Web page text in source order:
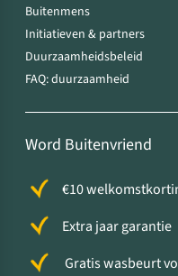
Buitenmens
Initiatieven & partners
Duurzaamheidsbeleid
FAQ: duurzaamheid
Word Buitenvriend
€10
Extra jaar garantie
Gratis wasbeurt